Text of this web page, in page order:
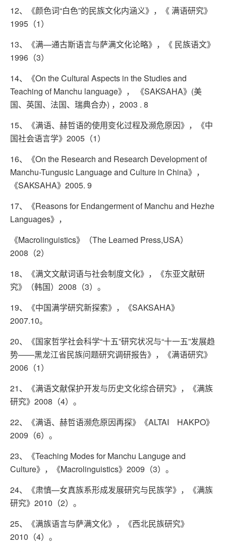
12、《颜色词“白色”的民族文化内涵义》，《 满语研究》
1995（1）
13、《满—通古斯语言与萨满文化论略》，《 民族语文》
1996（3）
14、《On the Cultural Aspects in the Studies and
Teaching of Manchu language》， 《SAKSAHA》(美
国、英国、法国、瑞典合办) ，2003 . 8
15、《满语、赫哲语的使用变化过程及濒危原因》，《中
国社会语言学》2005（1）
16、《On the Research and Research Development of
Manchu-Tungusic Language and Culture in China》，
《SAKSAHA》2005. 9
17、《Reasons for Endangerment of Manchu and Hezhe
Languages》，
《Macrolinguistics》（The Learned Press,USA）
2008（2）
18、《满文文献词语与社会制度文化》，《东亚文献研
究》（韩国）2008（3）。
19、《中国满学研究新探索》，《SAKSAHA》
2007.10。
20、《国家哲学社会科学“十五”研究状况与“十一五”发展趋
势——黑龙江省民族问题研究调研报告》，《满语研究》
2006（1）
21、《满语文献保护开发与历史文化综合研究》，《满族
研究》2008（4）。
22、《满语、赫哲语濒危原因再探》《ALTAI HAKPO》
2009（6）。
23、《Teaching Modes for Manchu Languge and
Culture》，《Macrolinguistics》2009（3）。
24、《肃慎—女真族系形成发展研究与民族学》，《满族
研究》2010（2）。
25、《满族语言与萨满文化》，《西北民族研究》
2010（4）。